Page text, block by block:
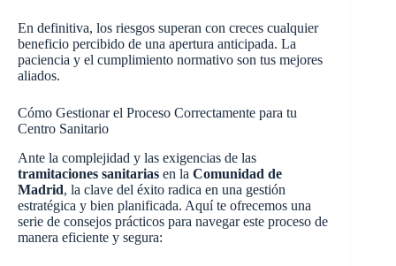
En definitiva, los riesgos superan con creces cualquier
beneficio percibido de una apertura anticipada. La
paciencia y el cumplimiento normativo son tus mejores
aliados.
Cómo Gestionar el Proceso Correctamente para tu
Centro Sanitario
Ante la complejidad y las exigencias de las
tramitaciones sanitarias en la Comunidad de
Madrid, la clave del éxito radica en una gestión
estratégica y bien planificada. Aquí te ofrecemos una
serie de consejos prácticos para navegar este proceso de
manera eficiente y segura: